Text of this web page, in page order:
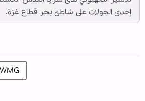
إحدى الجولات على شاطئ بحر قطاع غزة.